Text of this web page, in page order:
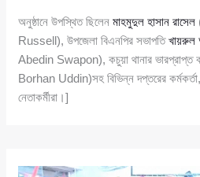
অনুষ্ঠানে উপস্থিত ছিলেনমাহমুদুল হাসান রাসেল
Russell), উপজেলা বিএনপির সভাপতিখায়রুল
Abedin Swapon), কচুয়া থানার ভারপ্রাপ্ত
Borhan Uddin)সহ বিভিন্ন দপ্তরের
নেতাকর্মীরা।]